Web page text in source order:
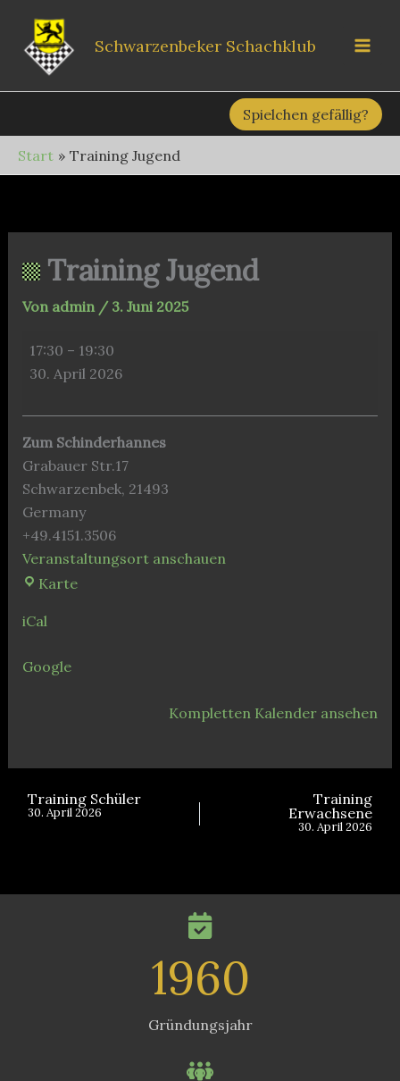
Inhalt
springen
Schwarzenbeker Schachklub
Spielchen gefällig?
Start Training Jugend
Training Jugend
Von admin / 3. Juni 2025
Training
Jugend
17:30 – 19:30
30. April 2026
Zum Schinderhannes
Grabauer Str.17
Schwarzenbek, 21493
Germany
+49.4151.3506
Veranstaltungsort anschauen
KarteZum
iCal
Google
Kompletten Kalender ansehen
Training Schüler
30. April 2026
Training
Erwachsene
30. April 2026
1960
Gründungsjahr